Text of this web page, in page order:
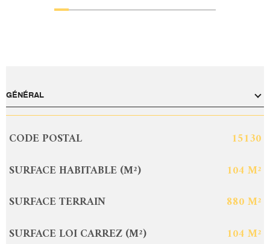
GÉNÉRAL
Caractérisque Valeurs
CODE POSTAL
15130
SURFACE HABITABLE (M²)
104 M²
SURFACE TERRAIN
880 M²
SURFACE LOI CARREZ (M²)
104 M²